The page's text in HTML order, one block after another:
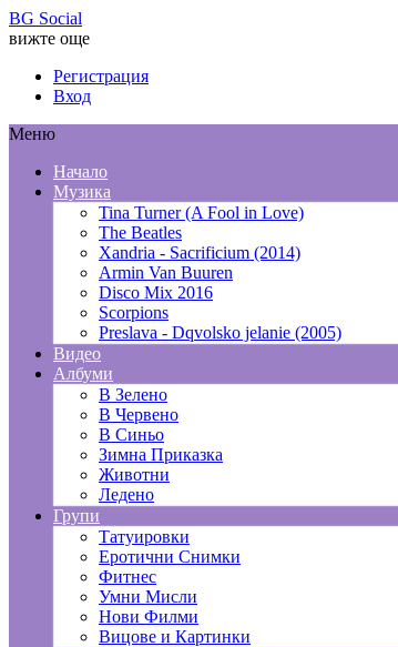
BG Social
вижте още
Регистрация
Вход
Меню
Начало
Музика
Tina Turner (A Fool in Love)
The Beatles
Xandria - Sacrificium (2014)
Armin Van Buuren
Disco Mix 2016
Scorpions
Preslava - Dqvolsko jelanie (2005)
Видео
Албуми
В Зелено
В Червено
В Синьо
Зимна Приказка
Животни
Ледено
Групи
Татуировки
Еротични Снимки
Фитнес
Умни Мисли
Нови Филми
Вицове и Картинки